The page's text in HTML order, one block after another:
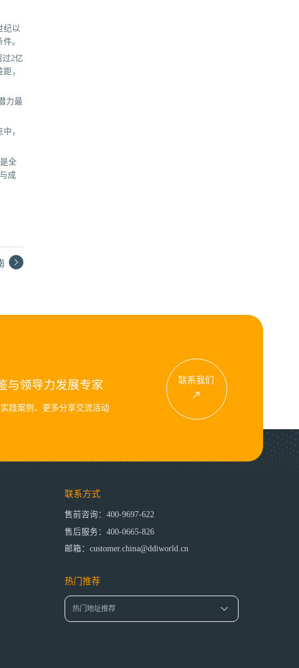
纪以
。
2亿
，
力最
，
全
成
与领导力发展专家
践案例、更多分享交流活动
联系我们
联系方式
售前咨询：400-9697-622
售后服务：400-0665-826
邮箱：customer.china@ddiworld.cn
热门推荐